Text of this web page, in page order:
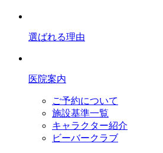
選ばれる理由
医院案内
ご予約について
施設基準一覧
キャラクター紹介
ビーバークラブ